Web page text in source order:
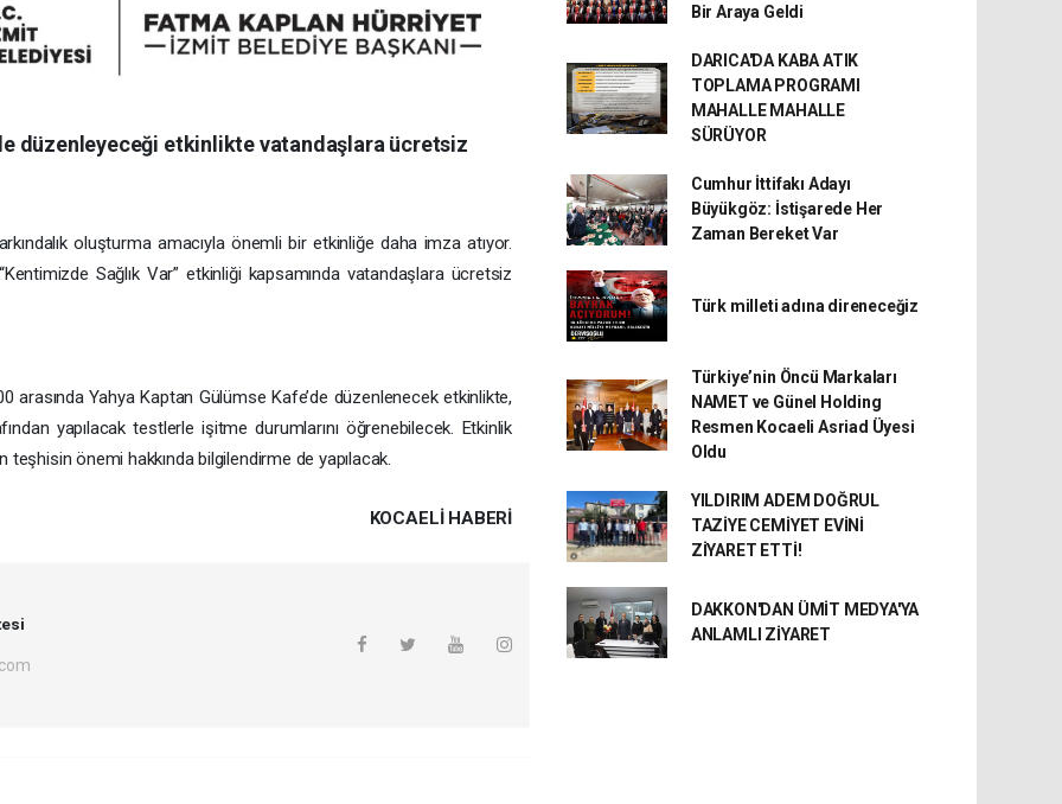
düzenleyeceği etkinlikte vatandaşlara ücretsiz
oluşturma amacıyla önemli bir etkinliğe daha imza atıyor.
Sağlık Var” etkinliği kapsamında vatandaşlara ücretsiz
arasında Yahya Kaptan Gülümse Kafe’de düzenlenecek etkinlikte,
yapılacak testlerle işitme durumlarını öğrenebilecek. Etkinlik
teşhisin önemi hakkında bilgilendirme de yapılacak.
KOCAELI HABERİ
Bir Araya Geldi
DARICA'DA KABA ATIK
TOPLAMA PROGRAMI
MAHALLE MAHALLE
SÜRÜYOR
Cumhur İttifakı Adayı
Büyükgöz: İstişarede Her
Zaman Bereket Var
Türk milleti adına direneceğiz
Türkiye’nin Öncü Markaları
NAMET ve Günel Holding
Resmen Kocaeli Asriad Üyesi
Oldu
YILDIRIM ADEM DOĞRUL
TAZİYE CEMİYET EVİNİ
ZİYARET ETTİ!
DAKKON'DAN ÜMİT MEDYA'YA
ANLAMLI ZİYARET